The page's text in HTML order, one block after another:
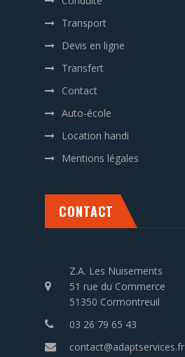
Transport
Devis en ligne
Transfert
Contact
Auto-école
Location handi
Mentions légales
CONTACT
Z.A. Les Nuisements
51 rue du Commerce
51350 Cormontreuil
03 26 79 65 43
contact@adaptservices.fr